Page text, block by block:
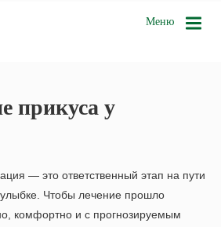
Меню
прикуса у
— это ответственный этап на пути
улыбке. Чтобы лечение прошло
комфортно и с прогнозируемым